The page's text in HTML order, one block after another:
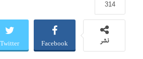
314
نشر Facebook
Twitter